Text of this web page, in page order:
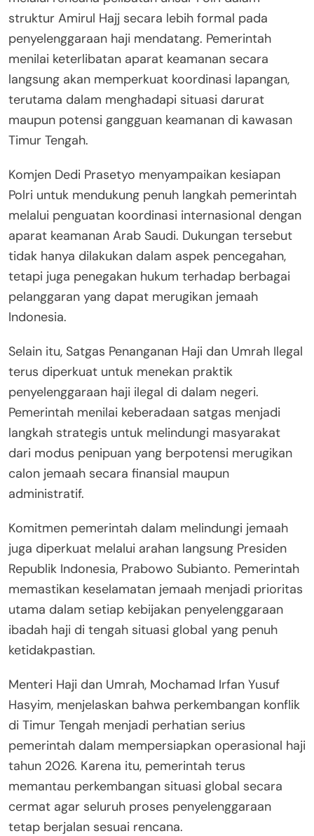
struktur Amirul Hajj secara lebih formal pada
penyelenggaraan haji mendatang. Pemerintah
menilai keterlibatan aparat keamanan secara
langsung akan memperkuat koordinasi lapangan,
terutama dalam menghadapi situasi darurat
maupun potensi gangguan keamanan di kawasan
Timur Tengah.
Komjen Dedi Prasetyo menyampaikan kesiapan
Polri untuk mendukung penuh langkah pemerintah
melalui penguatan koordinasi internasional dengan
aparat keamanan Arab Saudi. Dukungan tersebut
tidak hanya dilakukan dalam aspek pencegahan,
tetapi juga penegakan hukum terhadap berbagai
pelanggaran yang dapat merugikan jemaah
Indonesia.
Selain itu, Satgas Penanganan Haji dan Umrah Ilegal
terus diperkuat untuk menekan praktik
penyelenggaraan haji ilegal di dalam negeri.
Pemerintah menilai keberadaan satgas menjadi
langkah strategis untuk melindungi masyarakat
dari modus penipuan yang berpotensi merugikan
calon jemaah secara finansial maupun
administratif.
Komitmen pemerintah dalam melindungi jemaah
juga diperkuat melalui arahan langsung Presiden
Republik Indonesia, Prabowo Subianto. Pemerintah
memastikan keselamatan jemaah menjadi prioritas
utama dalam setiap kebijakan penyelenggaraan
ibadah haji di tengah situasi global yang penuh
ketidakpastian.
Menteri Haji dan Umrah, Mochamad Irfan Yusuf
Hasyim, menjelaskan bahwa perkembangan konflik
di Timur Tengah menjadi perhatian serius
pemerintah dalam mempersiapkan operasional haji
tahun 2026. Karena itu, pemerintah terus
memantau perkembangan situasi global secara
cermat agar seluruh proses penyelenggaraan
tetap berjalan sesuai rencana.